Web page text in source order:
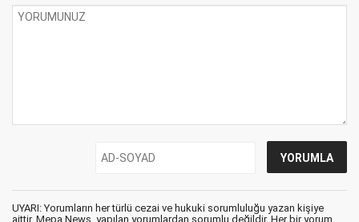
UYARI: Yorumların her türlü cezai ve hukuki sorumluluğu yazan kişiye
aittir. Mepa News, yapılan yorumlardan sorumlu değildir. Her bir yorum